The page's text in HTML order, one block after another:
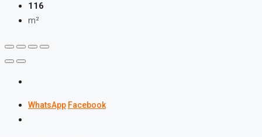
116
m²
WhatsApp Facebook